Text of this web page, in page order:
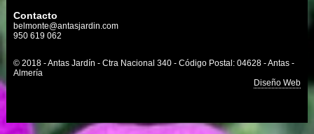
Contacto
belmonte@antasjardin.com
950 619 062
© 2018 - Antas Jardín - Ctra Nacional 340 - Código Postal: 04628 - Antas -
Almería
Diseño Web